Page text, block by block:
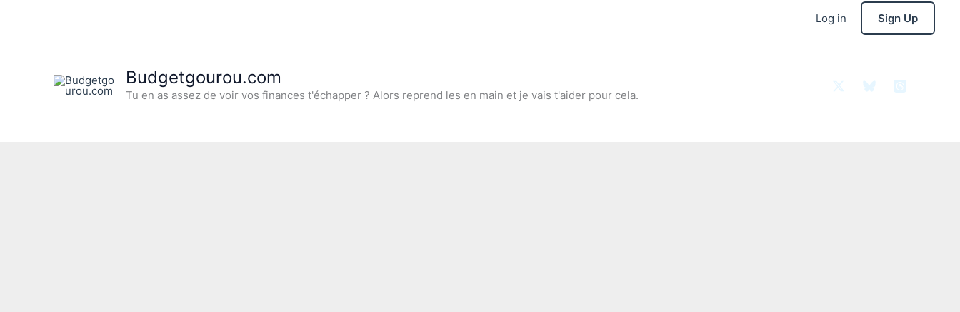
Log in Sign Up
Budgetgourou.com
Tu en as assez de voir vos finances t'échapper ? Alors reprend les en main et je vais t'aider pour cela.